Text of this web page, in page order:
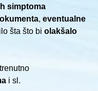
simptoma
, eventualne
šta što bi olakšalo
i sl.